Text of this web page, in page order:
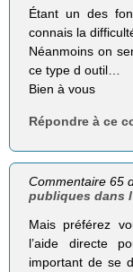
Étant un des
connais la
Néanmoins on
ce type d outil…
Bien à vous
Répondre à ce
Commentaire 65
publiques dans
Mais préférez
l’aide directe
important de se